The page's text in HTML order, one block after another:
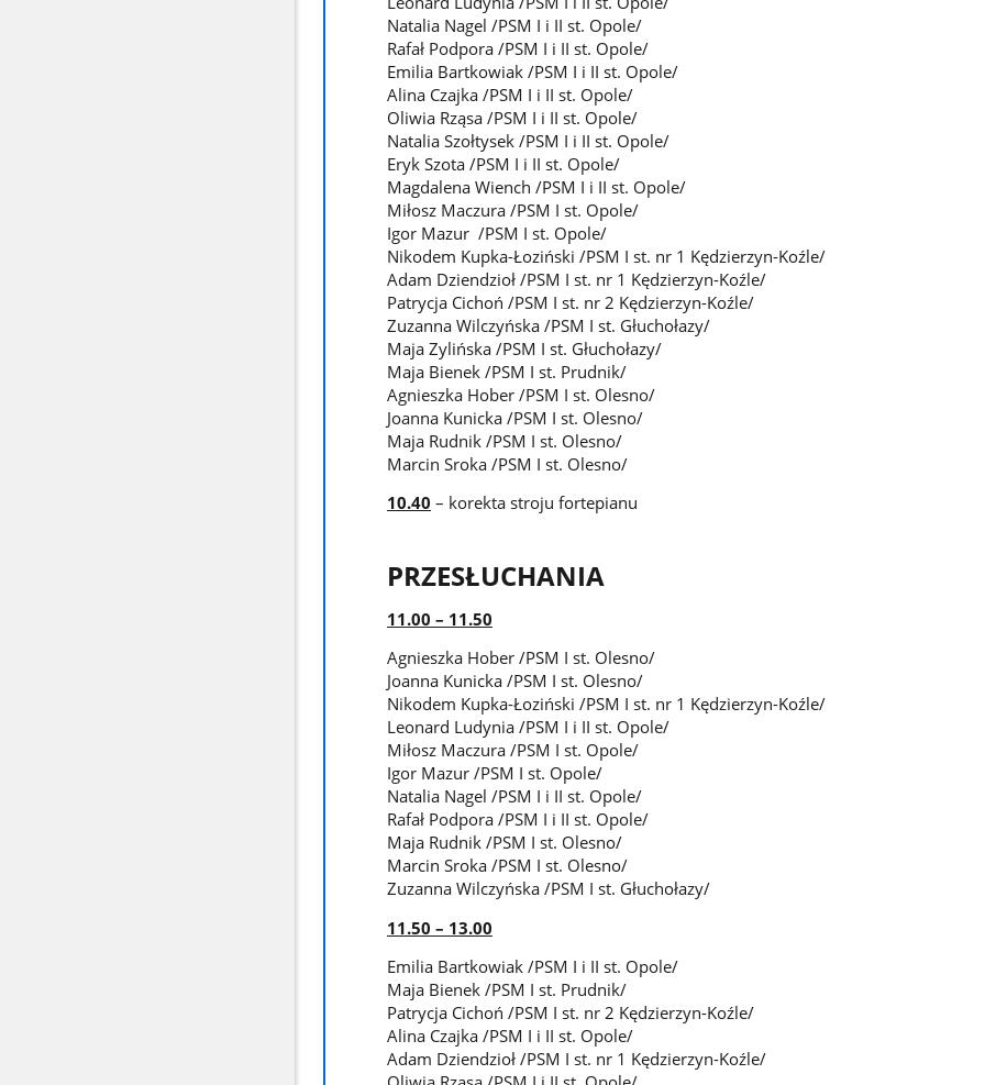
Natalia Nagel /PSM I i II st. Opole/
Rafał Podpora /PSM I i II st. Opole/
Emilia Bartkowiak /PSM I i II st. Opole/
Alina Czajka /PSM I i II st. Opole/
Oliwia Rząsa /PSM I i II st. Opole/
Natalia Szołtysek /PSM I i II st. Opole/
Eryk Szota /PSM I i II st. Opole/
Magdalena Wiench /PSM I i II st. Opole/
Miłosz Maczura /PSM I st. Opole/
Igor Mazur /PSM I st. Opole/
Nikodem Kupka-Łoziński /PSM I st. nr 1 Kędzierzyn-Koźle/
Adam Dziendzioł /PSM I st. nr 1 Kędzierzyn-Koźle/
Patrycja Cichoń /PSM I st. nr 2 Kędzierzyn-Koźle/
Zuzanna Wilczyńska /PSM I st. Głuchołazy/
Maja Zylińska /PSM I st. Głuchołazy/
Maja Bienek /PSM I st. Prudnik/
Agnieszka Hober /PSM I st. Olesno/
Joanna Kunicka /PSM I st. Olesno/
Maja Rudnik /PSM I st. Olesno/
Marcin Sroka /PSM I st. Olesno/
10.40 – korekta stroju fortepianu
PRZESŁUCHANIA
11.00 – 11.50
Agnieszka Hober /PSM I st. Olesno/
Joanna Kunicka /PSM I st. Olesno/
Nikodem Kupka-Łoziński /PSM I st. nr 1 Kędzierzyn-Koźle/
Leonard Ludynia /PSM I i II st. Opole/
Miłosz Maczura /PSM I st. Opole/
Igor Mazur /PSM I st. Opole/
Natalia Nagel /PSM I i II st. Opole/
Rafał Podpora /PSM I i II st. Opole/
Maja Rudnik /PSM I st. Olesno/
Marcin Sroka /PSM I st. Olesno/
Zuzanna Wilczyńska /PSM I st. Głuchołazy/
11.50 – 13.00
Emilia Bartkowiak /PSM I i II st. Opole/
Maja Bienek /PSM I st. Prudnik/
Patrycja Cichoń /PSM I st. nr 2 Kędzierzyn-Koźle/
Alina Czajka /PSM I i II st. Opole/
Adam Dziendzioł /PSM I st. nr 1 Kędzierzyn-Koźle/